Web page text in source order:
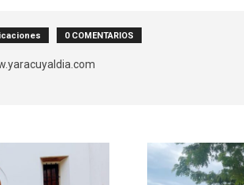
0 COMENTARIOS